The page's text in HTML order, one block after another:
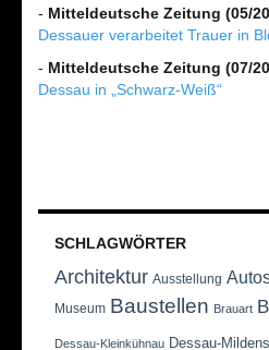
- Mitteldeutsche Zeitung (05/
Dessauer verarbeitet Trauer in
- Mitteldeutsche Zeitung (07/
Dessau in „Schwarz-Weiß“
SCHLAGWÖRTER
Architektur Ausstellung
Museum Baustellen Brauart
Dessau-Kleinkühnau Dessau-